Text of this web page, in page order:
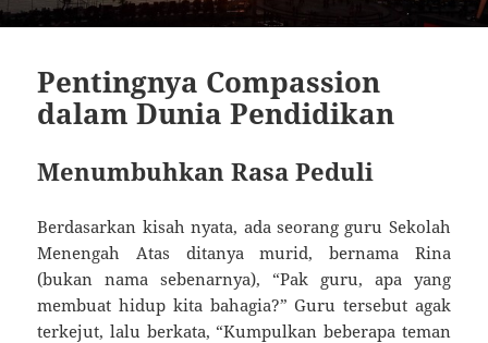
Pentingnya Compassion
dalam Dunia Pendidikan
Menumbuhkan Rasa Peduli
Berdasarkan kisah nyata, ada seorang guru Sekolah
Menengah Atas ditanya murid, bernama Rina
(bukan nama sebenarnya), “Pak guru, apa yang
membuat hidup kita bahagia?” Guru tersebut agak
terkejut, lalu berkata, “Kumpulkan beberapa teman